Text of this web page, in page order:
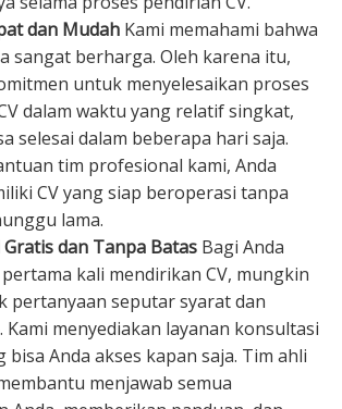
dan Mudah Kami memahami bahwa
sangat berharga. Oleh karena itu,
untuk menyelesaikan proses
dalam waktu yang relatif singkat,
selesai dalam beberapa hari saja.
tim profesional kami, Anda
CV yang siap beroperasi tanpa
lama.
dan Tanpa Batas Bagi Anda
kali mendirikan CV, mungkin
pertanyaan seputar syarat dan
Kami menyediakan layanan konsultasi
bisa Anda akses kapan saja. Tim ahli
menjawab semua